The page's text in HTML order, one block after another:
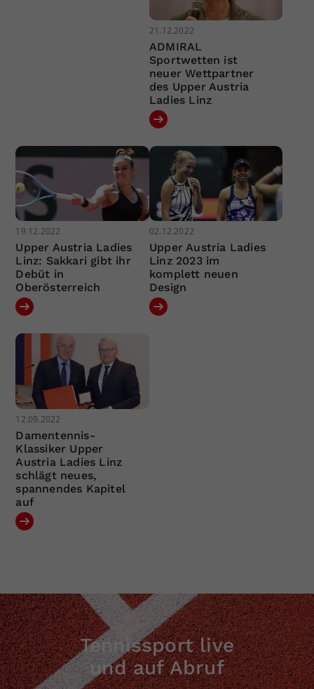
21.12.2022
ADMIRAL
Sportwetten ist
neuer Wettpartner
des Upper Austria
Ladies Linz
19.12.2022
Upper Austria Ladies
Linz: Sakkari gibt ihr
Debüt in
Oberösterreich
02.12.2022
Upper Austria Ladies
Linz 2023 im
komplett neuen
Design
12.09.2022
Damentennis-
Klassiker Upper
Austria Ladies Linz
schlägt neues,
spannendes Kapitel
auf
Tennissport live
und auf Abruf